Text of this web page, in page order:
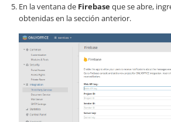
En la ventana de Firebaseque se abre,
obtenidas en la sección anterior.